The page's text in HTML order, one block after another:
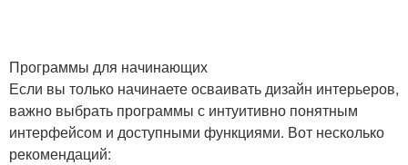
Программы для начинающих
Если вы только начинаете осваивать дизайн интерьеров,
важно выбрать программы с интуитивно понятным
интерфейсом и доступными функциями. Вот несколько
рекомендаций: